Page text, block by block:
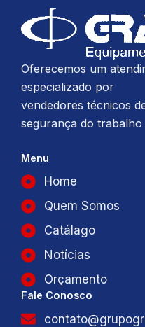
Oferecemos um
especializado por
vendedores técnicos
segurança do trabalho
Menu
Home
Quem Somos
Catálago
Notícias
Orçamento
Fale Conosco